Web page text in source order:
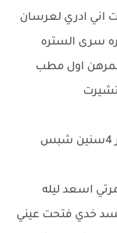
اني ادري لعرسان
سرى الستره
اول مطب
-لابس ولاحباب مشعولين اهلي صار 4سنين شبس
اسعد ليله
خدي فتحت عيني